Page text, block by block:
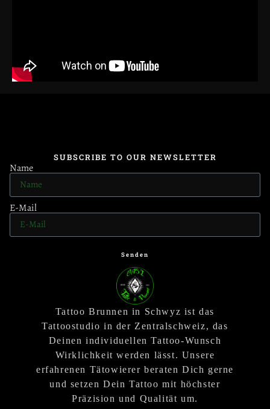
SUBSCRIBE TO OUR NEWSLETTER
Name
E-Mail
Senden
Tattoo Brunnen in Schwyz ist das
Tattoostudio in der Zentralschweiz, das
Deinen individuellen Tattoo-Wunsch
Wirklichkeit werden lässt. Unsere
erfahrenen Tätowierer beraten Dich gerne
und setzen Dein Tattoo mit höchster
Präzision und Qualität um.